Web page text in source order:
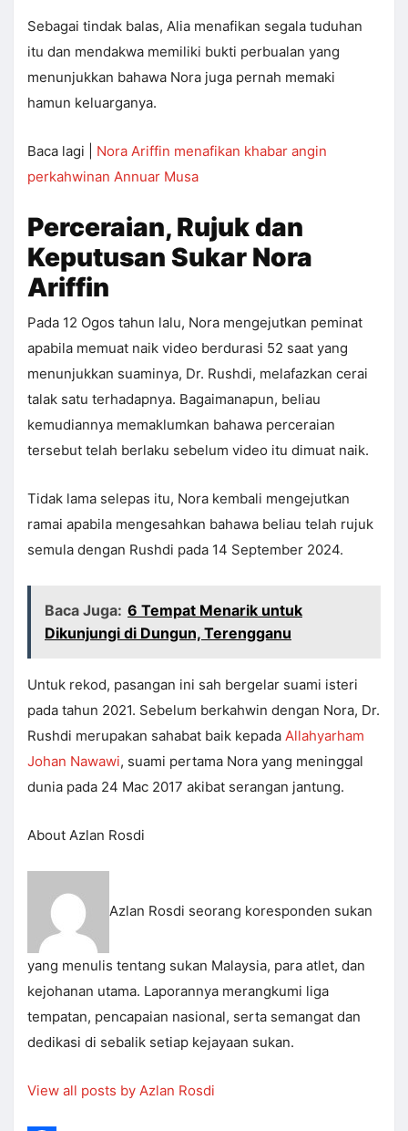
Sebagai tindak balas, Alia menafikan segala tuduhan
itu dan mendakwa memiliki bukti perbualan yang
menunjukkan bahawa Nora juga pernah memaki
hamun keluarganya.
Baca lagi | Nora Ariffin menafikan khabar angin
perkahwinan Annuar Musa
Perceraian, Rujuk dan
Keputusan Sukar Nora
Ariffin
Pada 12 Ogos tahun lalu, Nora mengejutkan peminat
apabila memuat naik video berdurasi 52 saat yang
menunjukkan suaminya, Dr. Rushdi, melafazkan cerai
talak satu terhadapnya. Bagaimanapun, beliau
kemudiannya memaklumkan bahawa perceraian
tersebut telah berlaku sebelum video itu dimuat naik.
Tidak lama selepas itu, Nora kembali mengejutkan
ramai apabila mengesahkan bahawa beliau telah rujuk
semula dengan Rushdi pada 14 September 2024.
Baca Juga: 6 Tempat Menarik untuk
Dikunjungi di Dungun, Terengganu
Untuk rekod, pasangan ini sah bergelar suami isteri
pada tahun 2021. Sebelum berkahwin dengan Nora, Dr.
Rushdi merupakan sahabat baik kepada Allahyarham
Johan Nawawi, suami pertama Nora yang meninggal
dunia pada 24 Mac 2017 akibat serangan jantung.
About Azlan Rosdi
Azlan Rosdi seorang koresponden sukan
yang menulis tentang sukan Malaysia, para atlet, dan
kejohanan utama. Laporannya merangkumi liga
tempatan, pencapaian nasional, serta semangat dan
dedikasi di sebalik setiap kejayaan sukan.
View all posts by Azlan Rosdi